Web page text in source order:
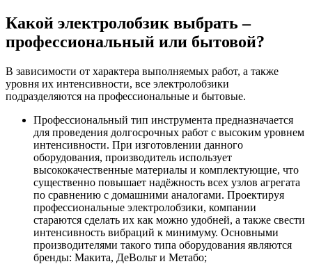
Какой электролобзик выбрать –
профессиональный или бытовой?
В зависимости от характера выполняемых работ, а также
уровня их интенсивности, все электролобзики
подразделяются на профессиональные и бытовые.
Профессиональный тип инструмента предназначается
для проведения долгосрочных работ с высоким уровнем
интенсивности. При изготовлении данного
оборудования, производитель использует
высококачественные материалы и комплектующие, что
существенно повышает надёжность всех узлов агрегата
по сравнению с домашними аналогами. Проектируя
профессиональные электролобзики, компании
стараются сделать их как можно удобней, а также свести
интенсивность вибраций к минимуму. Основными
производителями такого типа оборудования являются
бренды: Макита, ДеВольт и Метабо;